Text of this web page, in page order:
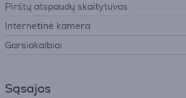
Pirštų atspaudų skaitytuvas
Internetinė kamera
Garsiakalbiai
Sąsajos